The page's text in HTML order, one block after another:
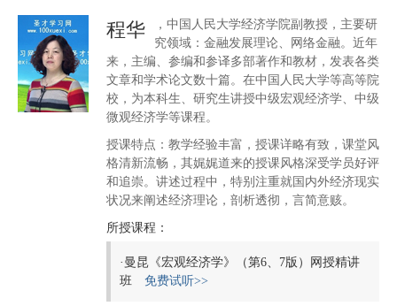
程华
，中国人民大学经济学院副教授，主要研
究领域：金融发展理论、网络金融。近年
来，主编、参编和参译多部著作和教材，发表各类
文章和学术论文数十篇。在中国人民大学等高等院
校，为本科生、研究生讲授中级宏观经济学、中级
微观经济学等课程。
授课特点：教学经验丰富，授课详略有致，课堂风
格清新流畅，其娓娓道来的授课风格深受学员好评
和追崇。讲述过程中，特别注重就国内外经济现实
状况来阐述经济理论，剖析透彻，言简意赅。
所授课程：
· 曼昆《宏观经济学》（第6、7版）网授精讲
班 免费试听>>